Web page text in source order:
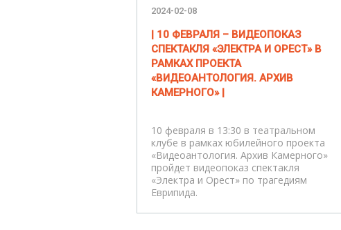
2024-02-08
| 10 ФЕВРАЛЯ – ВИДЕОПОКАЗ
СПЕКТАКЛЯ «ЭЛЕКТРА И ОРЕСТ» В
РАМКАХ ПРОЕКТА
«ВИДЕОАНТОЛОГИЯ. АРХИВ
КАМЕРНОГО» |
10 февраля в 13:30 в театральном
клубе в рамках юбилейного проекта
«Видеоантология. Архив Камерного»
пройдет видеопоказ спектакля
«Электра и Орест» по трагедиям
Еврипида.